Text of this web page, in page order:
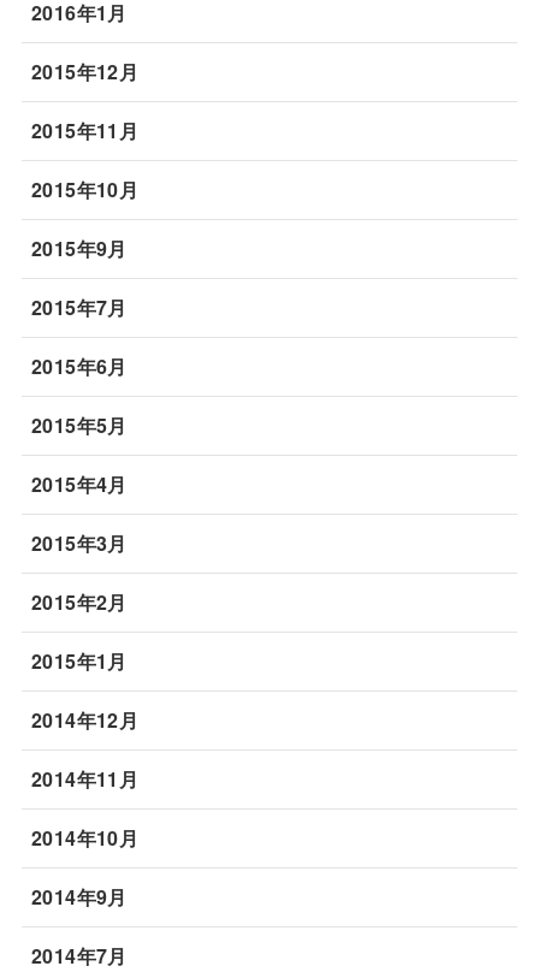
2016年1月
2015年12月
2015年11月
2015年10月
2015年9月
2015年7月
2015年6月
2015年5月
2015年4月
2015年3月
2015年2月
2015年1月
2014年12月
2014年11月
2014年10月
2014年9月
2014年7月